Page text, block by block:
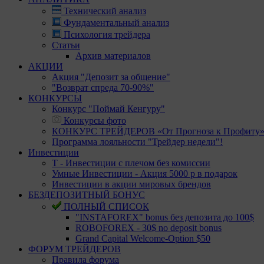
Технический анализ
Фундаментальный анализ
Психология трейдера
Статьи
Архив материалов
АКЦИИ
Акция "Депозит за общение"
"Возврат спреда 70-90%"
КОНКУРСЫ
Конкурс "Поймай Кенгуру"
Конкурсы фото
КОНКУРС ТРЕЙДЕРОВ «От Прогноза к Профиту»
Программа лояльности "Трейдер недели"!
Инвестиции
Т - Инвестиции с плечом без комиссии
Умные Инвестиции - Акция 5000 р в подарок
Инвестиции в акции мировых брендов
БЕЗДЕПОЗИТНЫЙ БОНУС
ПОЛНЫЙ СПИСОК
"INSTAFOREX" bonus без депозита до 100$
ROBOFOREX - 30$ no deposit bonus
Grand Capital Welcome-Option $50
ФОРУМ ТРЕЙДЕРОВ
Правила форума